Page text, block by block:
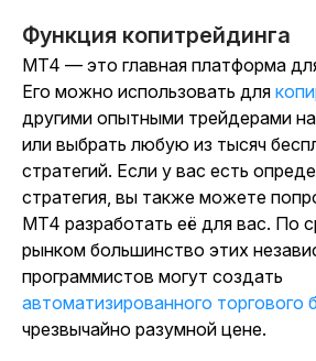
Функция копитрейдинга
MT4 — это главная платформа
Его можно использовать для
другими опытными трейдерами
или выбрать любую из тысяч
стратегий. Если у вас есть
стратегия, вы также можете
MT4 разработать её для вас. По
рынком большинство этих
программистов могут создать
автоматизированного торгового
чрезвычайно разумной цене.